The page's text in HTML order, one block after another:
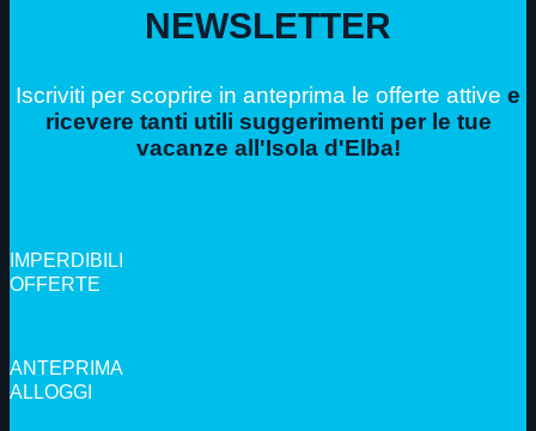
NEWSLETTER
Iscriviti per scoprire in anteprima le offerte attive e
ricevere tanti utili suggerimenti per le tue
vacanze all'Isola d'Elba!
IMPERDIBILI
OFFERTE
ANTEPRIMA
ALLOGGI